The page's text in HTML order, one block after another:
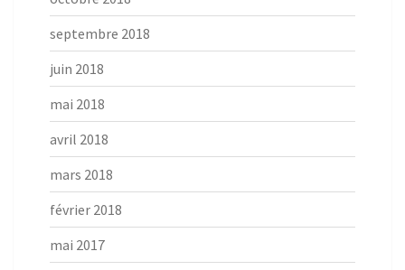
septembre 2018
juin 2018
mai 2018
avril 2018
mars 2018
février 2018
mai 2017